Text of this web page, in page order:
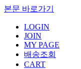
본문 바로가기
LOGIN
JOIN
MY PAGE
배송조회
CART